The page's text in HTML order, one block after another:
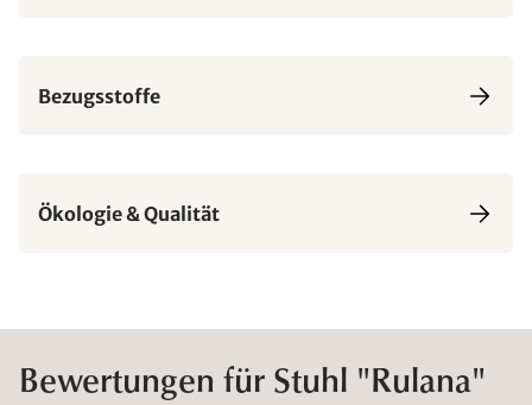
Bezugsstoffe
Ökologie & Qualität
Bewertungen für Stuhl "Rulana"